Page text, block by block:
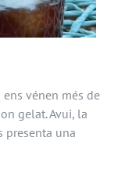
vénen més de
gelat. Avui, la
presenta una